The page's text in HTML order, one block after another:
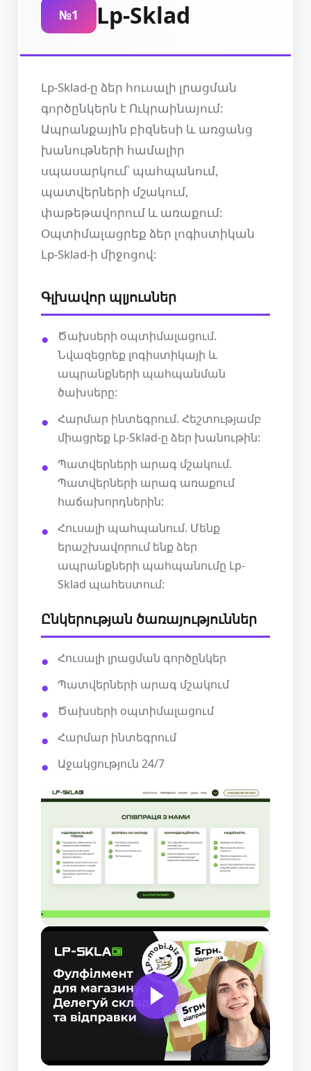
№1 Lp-Sklad
Lp-Sklad-ը ձեր հուսալի լրացման
գործընկերն է Ուկրաինայում:
Ապրանքային բիզնեսի և առցանց
խանութների համալիր
սպասարկում՝ պահպանում,
պատվերների մշակում,
փաթեթավորում և առաքում:
Օպտիմալացրեք ձեր լոգիստիկան
Lp-Sklad-ի միջոցով:
Գլխավոր պլյուսներ
Ծախսերի օպտիմալացում.
Նվազեցրեք լոգիստիկայի և
ապրանքների պահպանման
ծախսերը:
Հարմար ինտեգրում. Հեշտությամբ
միացրեք Lp-Sklad-ը ձեր խանութին:
Պատվերների արագ մշակում.
Պատվերների արագ առաքում
հաճախորդներին:
Հուսալի պահպանում. Մենք
երաշխավորում ենք ձեր
ապրանքների պահպանումը Lp-
Sklad պահեստում:
Ընկերության ծառայություններ
Հուսալի լրացման գործընկեր
Պատվերների արագ մշակում
Ծախսերի օպտիմալացում
Հարմար ինտեգրում
Աջակցություն 24/7